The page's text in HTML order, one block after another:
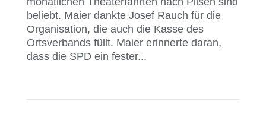
beliebt. Maier dankte Josef Rauch für die
Organisation, die auch die Kasse des
Ortsverbands füllt. Maier erinnerte daran,
dass die SPD ein fester...